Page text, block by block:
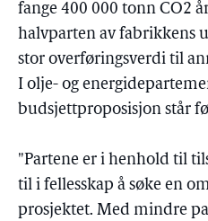
fange 400 000 tonn CO2
halvparten av fabrikkens
stor overføringsverdi til
I olje- og
budsjettproposisjon står
"Partene er i henhold til
til i fellesskap å søke en
prosjektet. Med mindre